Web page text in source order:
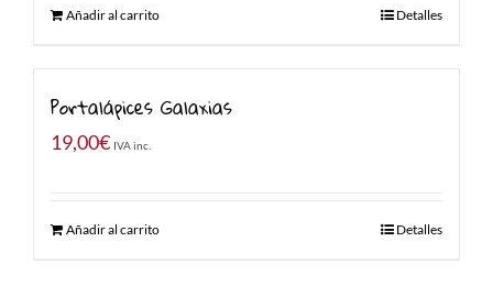
Añadir al carrito Detalles
Portalápices Galaxias
19,00€ IVA inc.
Añadir al carrito Detalles